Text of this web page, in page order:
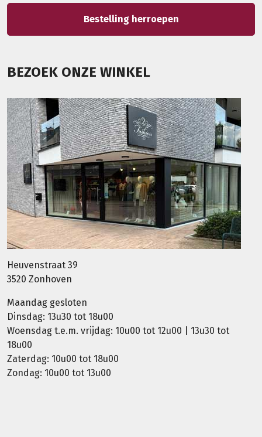
Bestelling herroepen
BEZOEK ONZE WINKEL
Heuvenstraat 39
3520 Zonhoven
Maandag gesloten
Dinsdag: 13u30 tot 18u00
Woensdag t.e.m. vrijdag: 10u00 tot 12u00 | 13u30 tot
18u00
Zaterdag: 10u00 tot 18u00
Zondag: 10u00 tot 13u00